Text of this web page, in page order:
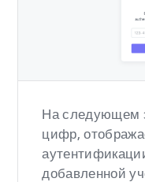
На следующем
цифр,
добавленной